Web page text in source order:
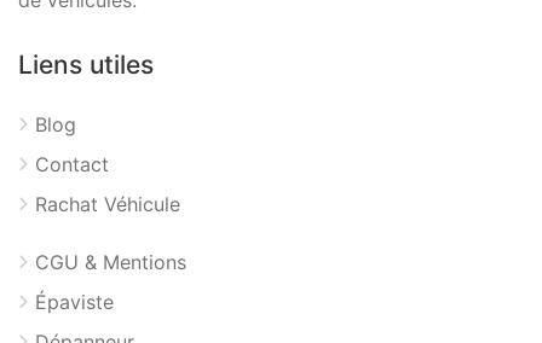
Liens utiles
Blog
Contact
Rachat Véhicule
CGU & Mentions
Épaviste